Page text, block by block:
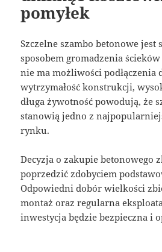
pomyłek
Szczelne szambo betonowe jest
sposobem gromadzenia
nie ma możliwości podłączenia
wytrzymałość konstrukcji,
długa żywotność powodują, że
stanowią jedno z
rynku.
Decyzja o zakupie betonowego
poprzedzić zdobyciem
Odpowiedni dobór wielkości
montaż oraz regularna
inwestycja będzie bezpieczna i